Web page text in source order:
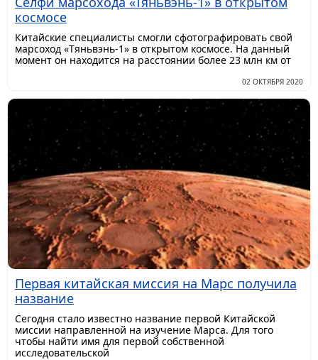
космосе
Китайские специалисты смогли сфотографировать свой
марсоход «Тяньвэнь-1» в открытом космосе. На данный
момент он находится на расстоянии более 23 млн км от
02 ОКТЯБРЯ 2020
Первая китайская миссия на Марс получила
название
Сегодня стало известно название первой Китайской
миссии направленной на изучение Марса. Для того
чтобы найти имя для первой собственной
исследовательской